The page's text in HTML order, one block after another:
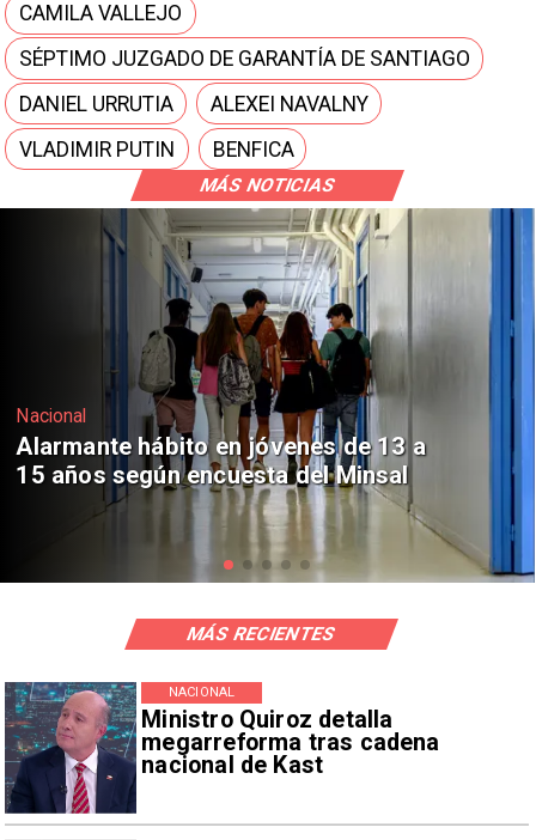
MÁS NOTICIAS
CAMILA VALLEJO
SÉPTIMO JUZGADO DE GARANTÍA DE SANTIAGO
DANIEL URRUTIA
ALEXEI NAVALNY
VLADIMIR PUTIN
BENFICA
Regiones
Aprueban creación del Parque
Sebastián Piñera con inversión de $4
mil millones
Ministro Quiroz detalla
megarreforma tras cadena
nacional de Kast
NACIONAL
MÁS RECIENTES